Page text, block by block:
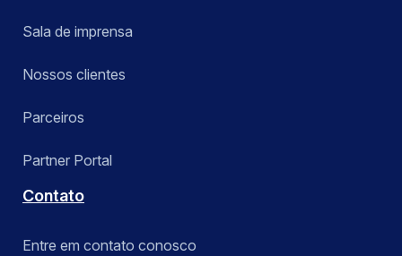
Sala de imprensa
Nossos clientes
Parceiros
Partner Portal
Contato
Entre em contato conosco